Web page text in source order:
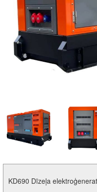
KD690 Dīzeļa